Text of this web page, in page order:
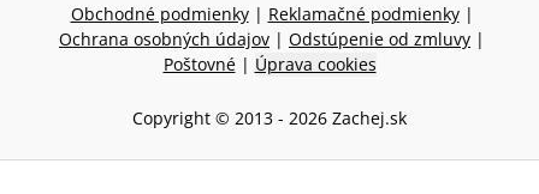
Obchodné podmienky | Reklamačné podmienky |
Ochrana osobných údajov | Odstúpenie od zmluvy |
Poštovné | Úprava cookies
Copyright © 2013 - 2026 Zachej.sk